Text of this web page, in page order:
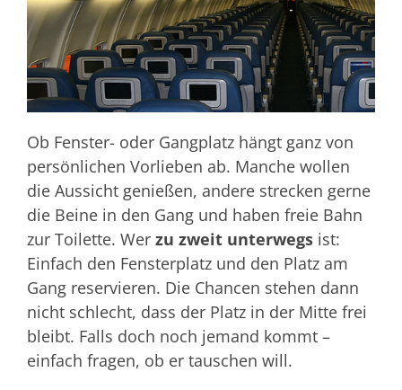
Ob Fenster- oder Gangplatz hängt ganz von
persönlichen Vorlieben ab. Manche wollen
die Aussicht genießen, andere strecken gerne
die Beine in den Gang und haben freie Bahn
zur Toilette. Wer zu zweit unterwegs ist:
Einfach den Fensterplatz und den Platz am
Gang reservieren. Die Chancen stehen dann
nicht schlecht, dass der Platz in der Mitte frei
bleibt. Falls doch noch jemand kommt –
einfach fragen, ob er tauschen will.